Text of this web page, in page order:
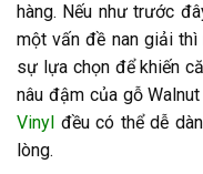
hàng. Nếu như trước
một vấn đề nan giải thì
sự lựa chọn để khiến
nâu đậm của gỗ
Vinyl đều có thể dễ
lòng.